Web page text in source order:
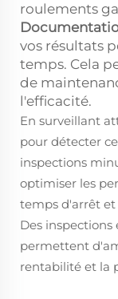
roulements
vos résultats
temps. Cela
de
l'efficacité.
En surveillant
pour détecter
inspections
optimiser les
temps d'arrêt et
Des
permettent
rentabilité et la